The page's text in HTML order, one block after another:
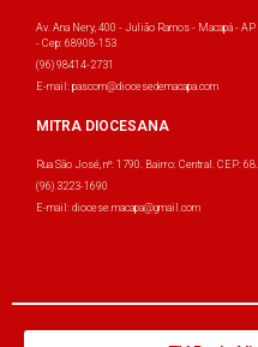
Av. Ana Nery, 400 - Julião Ramos - Macapá - AP
- Cep: 68908-153
(96) 98414-2731
E-mail: pascom@diocesedemacapa.com
MITRA DIOCESANA
Rua São José, nº: 1790. Bairro: Central. CEP:
(96) 3223-1690
E-mail: diocese.macapa@gmail.com